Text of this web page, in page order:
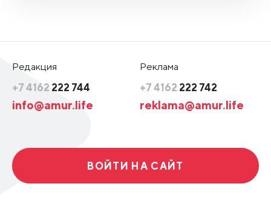
Редакция
+7 4162 222 744
info@amur.life
Реклама
+7 4162 222 742
reklama@amur.life
ВОЙТИ НА САЙТ